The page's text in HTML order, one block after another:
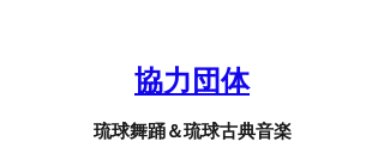
協力団体
琉球舞踊＆琉球古典音楽